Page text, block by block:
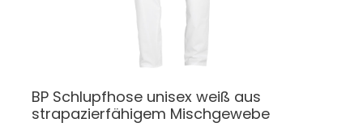
BP Schlupfhose unisex weiß aus
strapazierfähigem Mischgewebe